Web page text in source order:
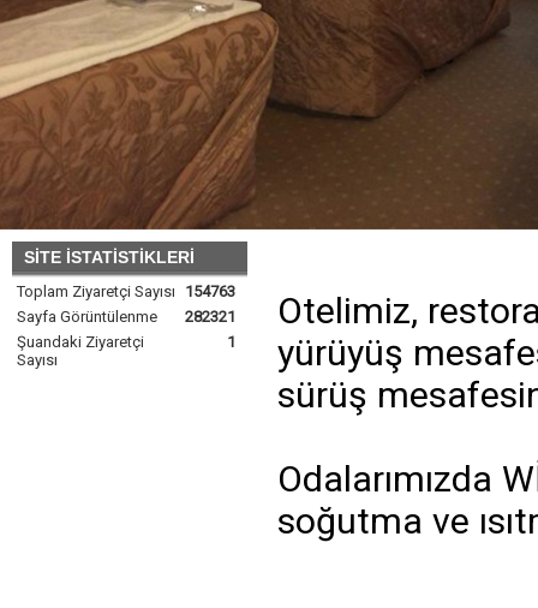
SİTE İSTATİSTİKLERİ
Toplam Ziyaretçi Sayısı
154763
Sayfa Görüntülenme
282321
Şuandaki Ziyaretçi
Sayısı
1
Otelimiz,
yürüyüş
sürüş
Odalarımızda
soğutma ve